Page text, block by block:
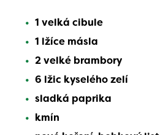
1 velká cibule
1 lžíce másla
2 velké brambory
6 lžic kyselého zelí
sladká paprika
kmín